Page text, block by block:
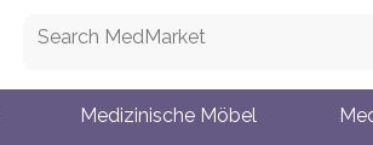
Medizinische Möbel